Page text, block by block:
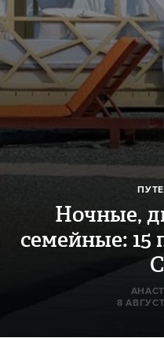
Ночные,
семейные:
8